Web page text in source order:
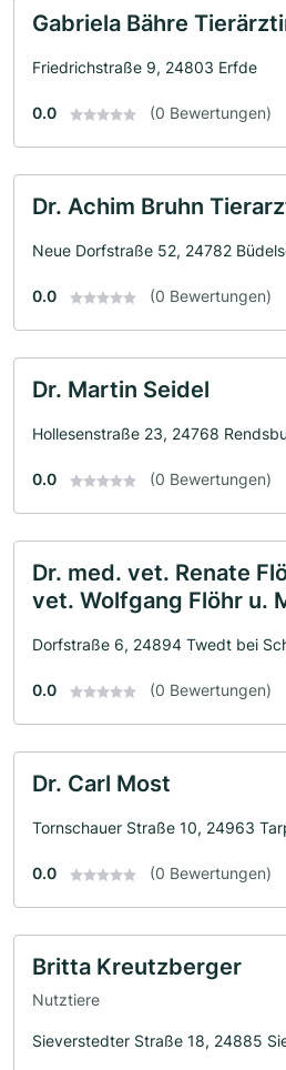
Gabriela Bähre
Friedrichstraße 9, 24803 Erfde
0.0 (0 Bewertungen)
Dr. Achim Bruhn
Neue Dorfstraße 52, 24782
0.0 (0 Bewertungen)
Dr. Martin Seidel
Hollesenstraße 23, 24768
0.0 (0 Bewertungen)
Dr. med. vet. Renate
vet. Wolfgang Flöhr u.
Dorfstraße 6, 24894 Twedt bei
0.0 (0 Bewertungen)
Dr. Carl Most
Tornschauer Straße 10, 24963
0.0 (0 Bewertungen)
Britta Kreutzberger
Nutztiere
Sieverstedter Straße 18, 24885